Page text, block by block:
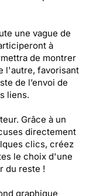
une vague de
à
de montrer
l'autre, favorisant
de l’envoi de
liens.
Grâce à un
directement
clics, créez
le choix d'une
du reste !
graphique